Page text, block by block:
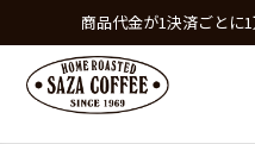
商品代金が1決済ごとに